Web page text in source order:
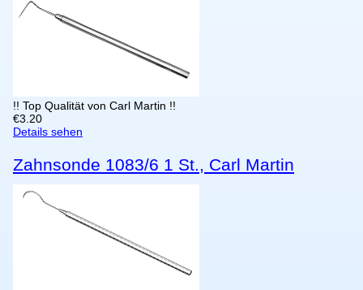
!! Top Qualität von Carl Martin !!
€3.20
Details sehen
Zahnsonde 1083/6 1 St., Carl Martin